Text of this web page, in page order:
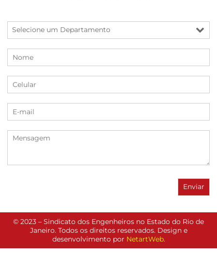
© 2023 – Sindicato dos Engenheiros no Estado do Rio de
Janeiro. Todos os direitos reservados. Design e
desenvolvimento por NetartWeb.